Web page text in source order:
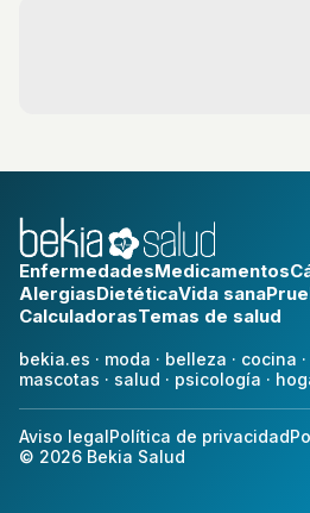
EnfermedadesMedicamentos
AlergiasDietéticaVida sana
CalculadorasTemas de salud
bekia.es · moda · belleza · cocina ·
mascotas · salud · psicología ·
Aviso legalPolítica de privacidad
© 2026 Bekia Salud